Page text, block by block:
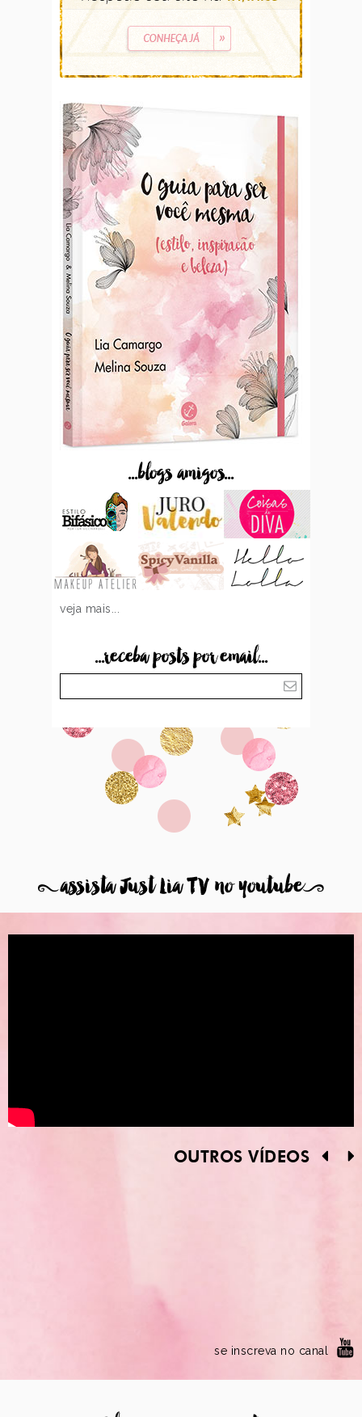
...blogs amigos...
veja mais...
...receba posts por email...
8assista Just Lia TV no youtube9
OUTROS VÍDEOS
se inscreva no canal